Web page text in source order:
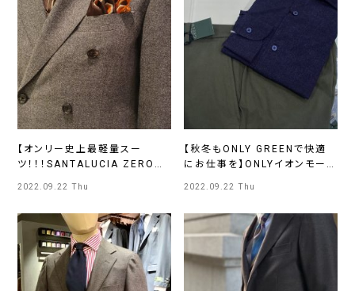
【オンリー史上最軽量スー
ツ！！！SANTALUCIA ZEROが
2022.09.22 Thu
【秋冬もONLY GREENで快適
にお仕事を】ONLYイオンモール
2022.09.22 Thu